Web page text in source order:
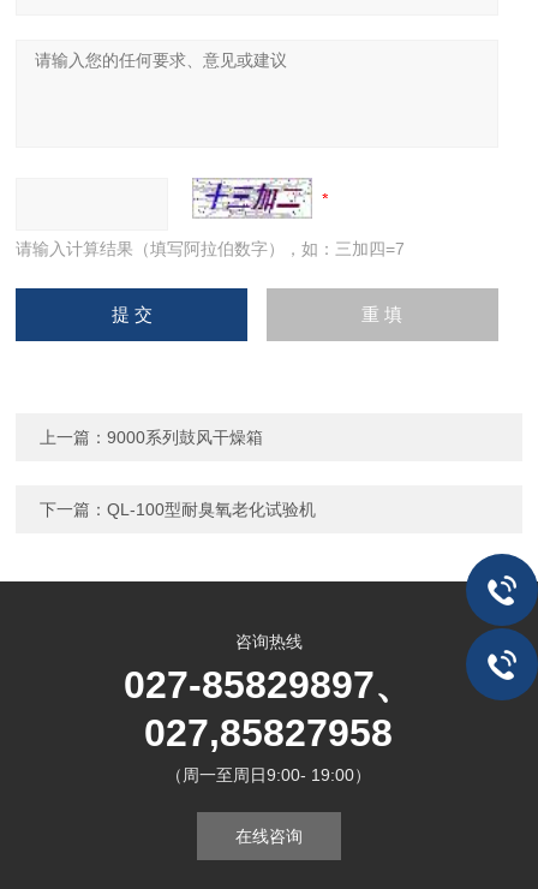
请输入计算结果（填写阿拉伯数字），如：三加四=7
上一篇：9000系列鼓风干燥箱
下一篇：QL-100型耐臭氧老化试验机
咨询热线
027-85829897、
027,85827958
（周一至周日9:00- 19:00）
在线咨询